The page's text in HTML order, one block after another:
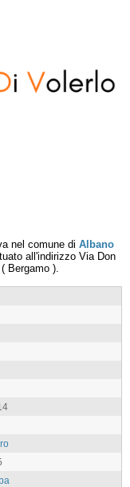
nel comune di Albano
all'indirizzo Via Don
( Bergamo ).